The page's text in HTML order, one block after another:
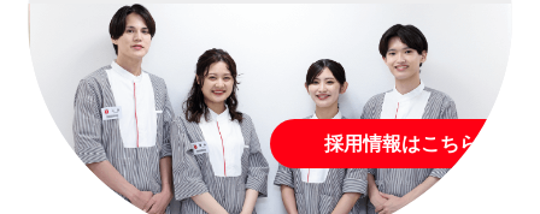
採用情報はこちら